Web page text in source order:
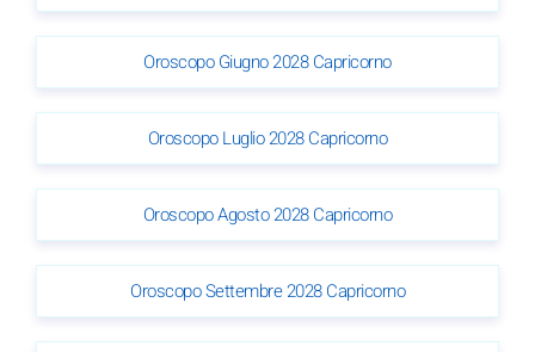
Oroscopo Giugno 2028 Capricorno
Oroscopo Luglio 2028 Capricorno
Oroscopo Agosto 2028 Capricorno
Oroscopo Settembre 2028 Capricorno